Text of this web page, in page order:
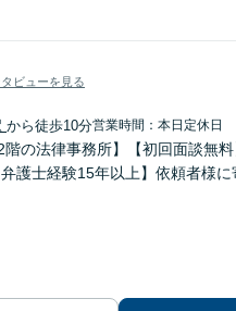
ビューを見る
から徒歩10分営業時間：本日定休日
階の法律事務所】【初回面談無
護士経験15年以上】依頼者様